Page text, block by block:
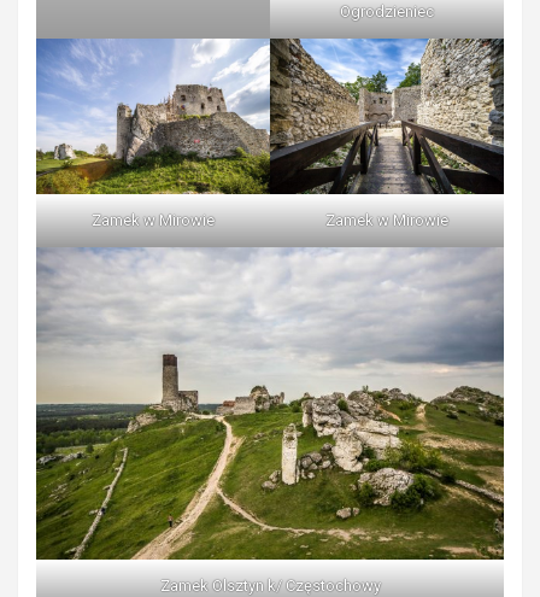
Ogrodzieniec
Zamek w Mirowie Zamek w Mirowie
Zamek Olsztyn k/ Częstochowy